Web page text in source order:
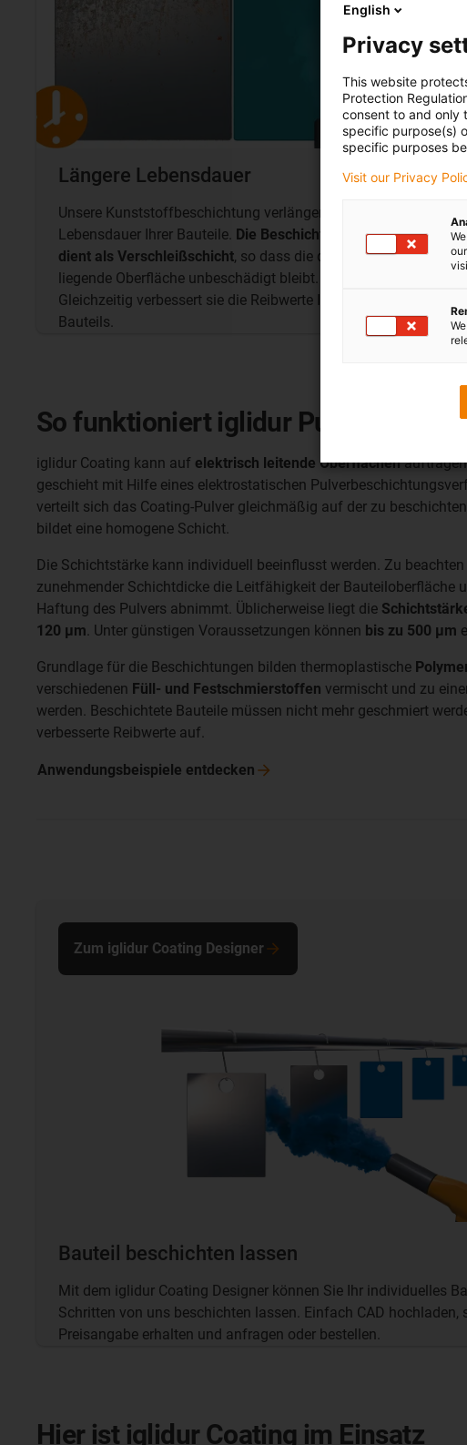
Längere Lebensdauer
Unsere Kunststoffbeschichtung verlängert die
Lebensdauer Ihrer Bauteile. Die Beschichtung
dient als Verschleißschicht, so dass die darunter
liegende Oberfläche unbeschädigt bleibt.
Gleichzeitig verbessert sie die Reibwerte Ihres
Bauteils.
So funktioniert iglidur
iglidur Coating kann auf elektrisch leitende Oberflächenauftragen
geschieht mit Hilfe eines elektrostatischen
verteilt sich das Coating-Pulver gleichmäßig auf der zu
bildet eine homogene Schicht.
Die Schichtstärke kann individuell beeinflusst werden. Zu
zunehmender Schichtdicke die Leitfähigkeit der Bauteiloberfläche
Haftung des Pulvers abnimmt. Üblicherweise liegt die
120 μm. Unter günstigen Voraussetzungen können bis zu 500 μm
Grundlage für die Beschichtungen bilden thermoplastische
verschiedenen Füll- und Festschmierstoffen vermischt und zu
werden. Beschichtete Bauteile müssen nicht mehr geschmiert
verbesserte Reibwerte auf.
Anwendungsbeispiele entdecken
Bauteil beschichten lassen
Mit dem iglidur Coating Designer können Sie Ihr individuelles
Schritten von uns beschichten lassen. Einfach CAD hochladen,
Preisangabe erhalten und anfragen oder bestellen.
Zum iglidur Coating Designer
Hier ist iglidur Coating im Einsatz
English
Privacy
This website
Protection
consent to and only
specific purpose(s)
specific purposes
Visit our Privacy